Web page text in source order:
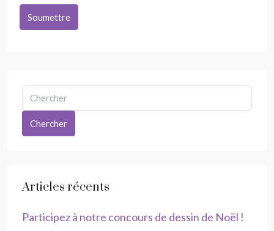
Soumettre
Chercher
Articles récents
Participez à notre concours de dessin de Noël !